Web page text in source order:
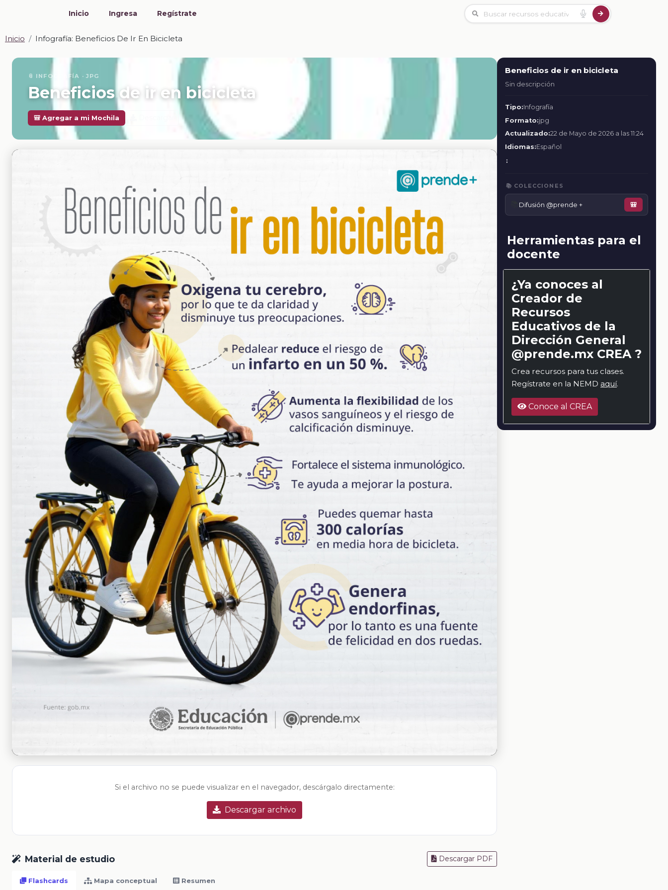
Inicio Ingresa Regístrate
Inicio Infografía: Beneficios De Ir En Bicicleta
📎 INFOGRAFÍA · JPG
Beneficios de ir en bicicleta
🎒 Agregar a mi Mochila
Si el archivo no se puede visualizar en el navegador, descárgalo directamente:
Descargar archivo
Material de estudio Descargar PDF
Flashcards Mapa conceptual Resumen
Beneficios de ir en bicicleta
Sin descripción
Tipo:Infografía
Formato:jpg
Actualizado:22 de Mayo de 2026 a las 11:24
Idiomas:Español
:
📚 COLECCIONES
Difusión @prende + 🎒
Herramientas para el
docente
¿Ya conoces al
Creador de
Recursos
Educativos de la
Dirección General
@prende.mx CREA ?
Crea recursos para tus clases.
Regístrate en la NEMD aquí.
Conoce al CREA